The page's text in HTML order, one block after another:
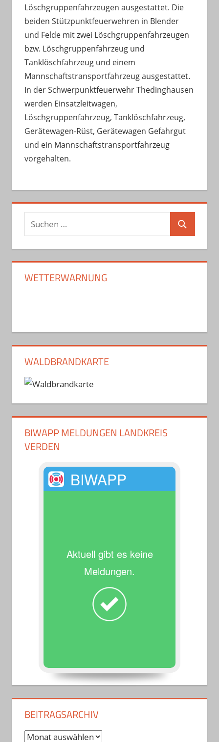
Löschgruppenfahrzeugen ausgestattet. Die
beiden Stützpunktfeuerwehren in Blender
und Felde mit zwei Löschgruppenfahrzeugen
bzw. Löschgruppenfahrzeug und
Tanklöschfahrzeug und einem
Mannschaftstransportfahrzeug ausgestattet.
In der Schwerpunktfeuerwehr Thedinghausen
werden Einsatzleitwagen,
Löschgruppenfahrzeug, Tanklöschfahrzeug,
Gerätewagen-Rüst, Gerätewagen Gefahrgut
und ein Mannschaftstransportfahrzeug
vorgehalten.
Suchen
nach:
Suchen
WETTERWARNUNG
WALDBRANDKARTE
BIWAPP MELDUNGEN LANDKREIS
VERDEN
BIWAPP
Aktuell gibt es keine
Meldungen.
BEITRAGSARCHIV
Beitragsarchiv